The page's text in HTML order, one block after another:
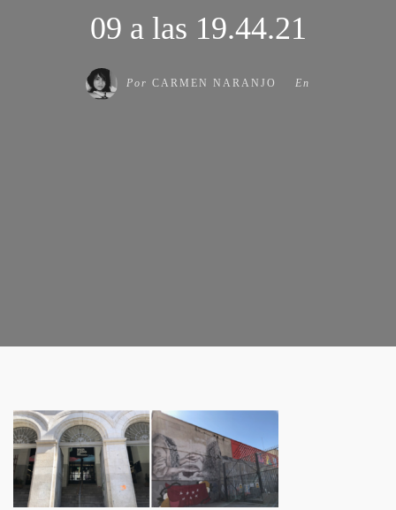
09 a las 19.44.21
Por CARMEN NARANJO En